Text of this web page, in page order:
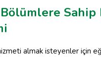
almak isteyenler için